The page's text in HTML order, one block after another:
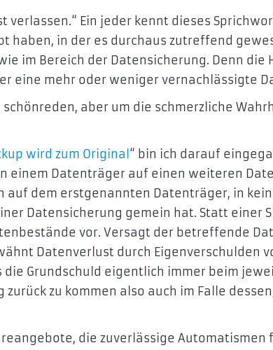
verlassen.“ Ein jeder kennt dieses
haben, in der es durchaus zutreffend
im Bereich der Datensicherung. Denn die
eine mehr oder weniger vernachlässigte
aber um die schmerzliche
wird zum Original “ bin ich darauf
einem Datenträger auf einen weiteren
auf dem erstgenannten Datenträger, in
Datensicherung gemein hat. Statt einer
vor. Versagt der betreffende
Datenverlust durch Eigenverschulden
die Grundschuld eigentlich immer beim
zu kommen also auch im Falle
die zuverlässige Automatismen